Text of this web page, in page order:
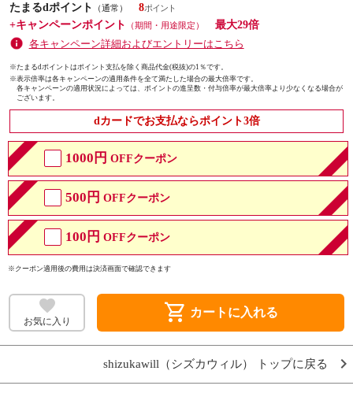
たまるdポイント
（通常）
8
+キャンペーンポイント
（期間・用途限定）
最大29倍
各キャンペーン詳細およびエントリーはこちら
※たまるdポイントはポイント支払を除く商品代金(税抜)の1％です。
※表示倍率は各キャンペーンの適用条件を全て満たした場合の最大倍率です。
各キャンペーンの適用状況によっては、ポイントの進呈数・付与倍率が最大倍率より少なくなる場合が
ございます。
dカードでお支払ならポイント3倍
1000円 OFFクーポン
500円 OFFクーポン
100円 OFFクーポン
※クーポン適用後の費用は決済画面で確認できます
お気に入り shopping_cart カートに入れる
shizukawill（シズカウィル） トップに戻る